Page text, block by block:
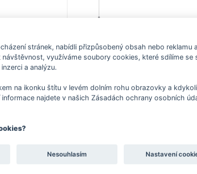
Ideální pro dlažbu, beton,
SKUTEČNÝ BAREFOOT POCIT
Nulový drop, tenká
stránek, nabídli přizpůsobený obsah nebo reklamu a
návštěvnost, využíváme soubory cookies, které sdílíme se
a analýzu.
na ikonku štítu v levém dolním rohu obrazovky a
najdete v našich Zásadách ochrany osobních
Nesouhlasím Nastavení